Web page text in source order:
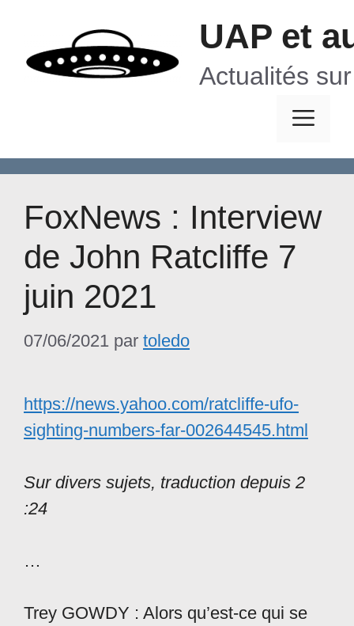
contenu
UAP et
Actualités
FoxNews : Interview
de John Ratcliffe 7
juin 2021
07/06/2021 par toledo
https://news.yahoo.com/ratcliffe-ufo-
sighting-numbers-far-002644545.html
Sur divers sujets, traduction depuis 2
:24
…
Trey GOWDY : Alors qu’est-ce qui se